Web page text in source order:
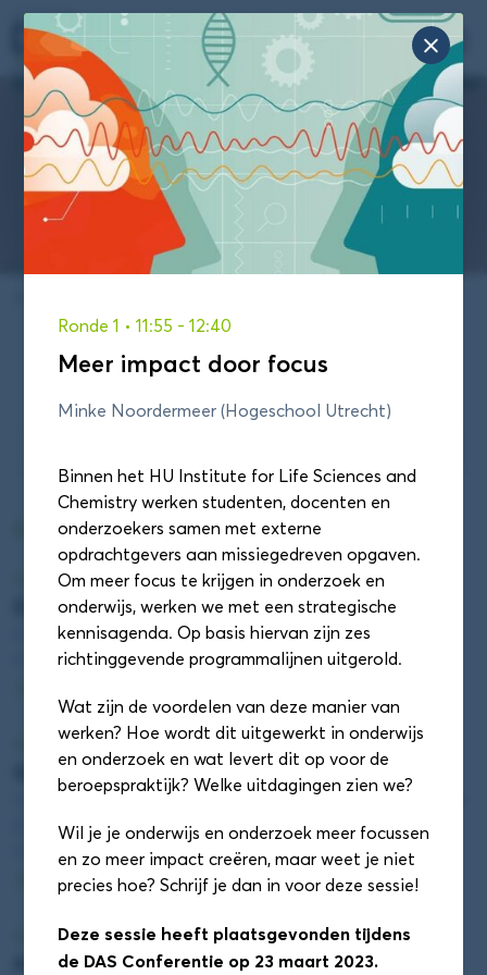
Zoek
naar:

DAS Conferentie 2026
Op deze pagina vind je informatie over het
programma van de DAS Conferentie van 19 maart
2026.
DAS Conferentie sessieronde 1
Sessieronde 1
Duurzaamheid! Een competentie? (Zaal 1.28)
Edzard Geertsema (Hanze)
11:55 - 12:40
Sessieronde 1
Quantum awareness training (Zaal 1.52)
Cintia Perugachi (Universiteit Leiden) en Hilde Wijngaard
(De Haagse Hogeschool)
11:55 - 12:40
Details
Sessieronde 1
AI Veilig Gebruiken: Wat Je Hoort te Weten als
Ronde 1 • 11:55 - 12:40
Meer impact door focus
Minke Noordermeer (Hogeschool Utrecht)
Binnen het HU Institute for Life Sciences and
Chemistry werken studenten, docenten en
onderzoekers samen met externe
opdrachtgevers aan missiegedreven opgaven.
Om meer focus te krijgen in onderzoek en
onderwijs, werken we met een strategische
kennisagenda. Op basis hiervan zijn zes
richtinggevende programmalijnen uitgerold.
Wat zijn de voordelen van deze manier van
werken? Hoe wordt dit uitgewerkt in onderwijs
en onderzoek en wat levert dit op voor de
beroepspraktijk? Welke uitdagingen zien we?
Wil je je onderwijs en onderzoek meer focussen
en zo meer impact creëren, maar weet je niet
precies hoe? Schrijf je dan in voor deze sessie!
Deze sessie heeft plaatsgevonden tijdens
de DAS Conferentie op 23 maart 2023.